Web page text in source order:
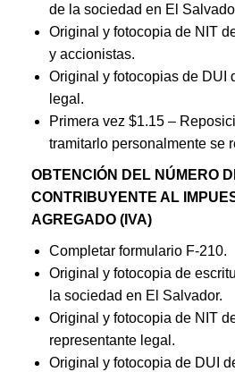
de la sociedad en El
Original y fotocopia de NIT
y accionistas.
Original y fotocopias de DUI
legal.
Primera vez $1.15 –
tramitarlo personalmente se
OBTENCIÓN DEL NÚMERO
CONTRIBUYENTE AL
AGREGADO (IVA)
Completar formulario F-210.
Original y fotocopia de
la sociedad en El Salvador.
Original y fotocopia de NIT
representante legal.
Original y fotocopia de DUI